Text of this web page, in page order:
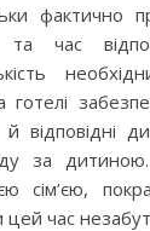
фактично
час
готелі
відповідні
за
сім’єю,
час